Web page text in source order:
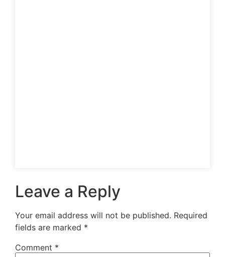
Leave a Reply
Your email address will not be published. Required
fields are marked *
Comment *